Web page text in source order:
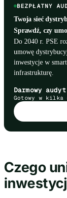
BEZPŁATNY
Twoja sieć
Sprawdź, czy
Do 2040 r. PSE
umowę
inwestycje w
infrastrukturę.
Darmowy
Gotowy w kilka
Czego